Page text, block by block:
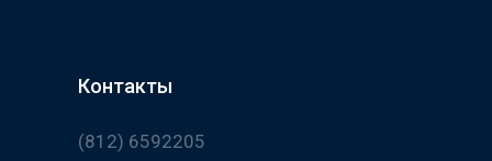
Контакты
(812) 6592205